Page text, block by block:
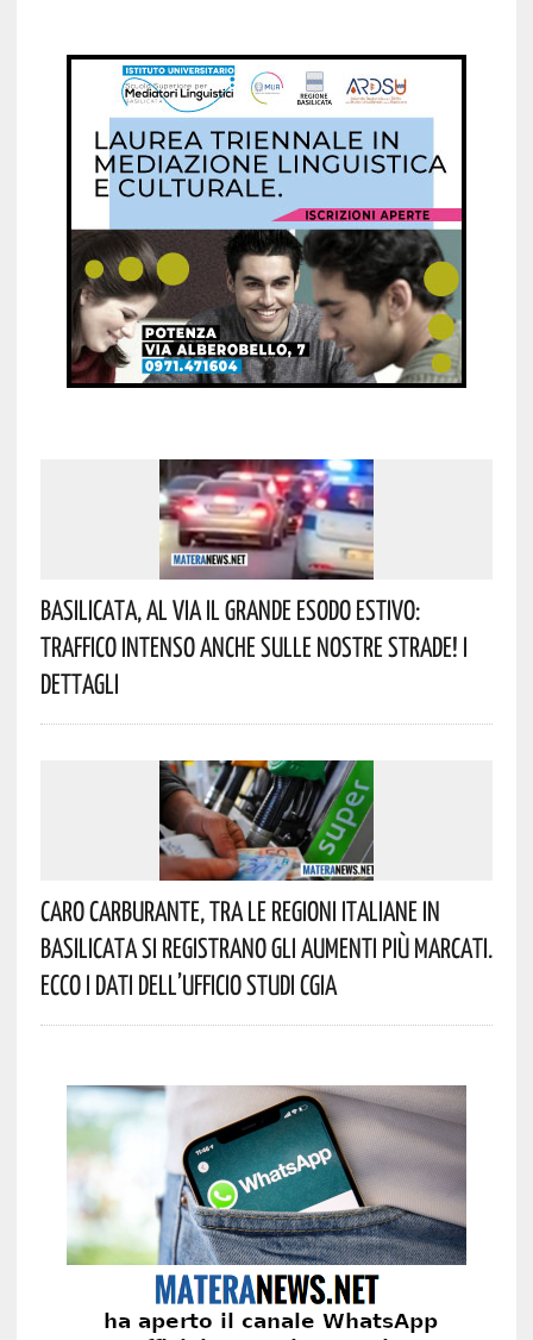
Basilicata, Al Via Il Grande Esodo Estivo:
Traffico Intenso Anche Sulle Nostre Strade! I
Dettagli
Caro Carburante, Tra Le Regioni Italiane In
Basilicata Si Registrano Gli Aumenti Più Marcati.
Ecco I Dati Dell’Ufficio Studi CGIA